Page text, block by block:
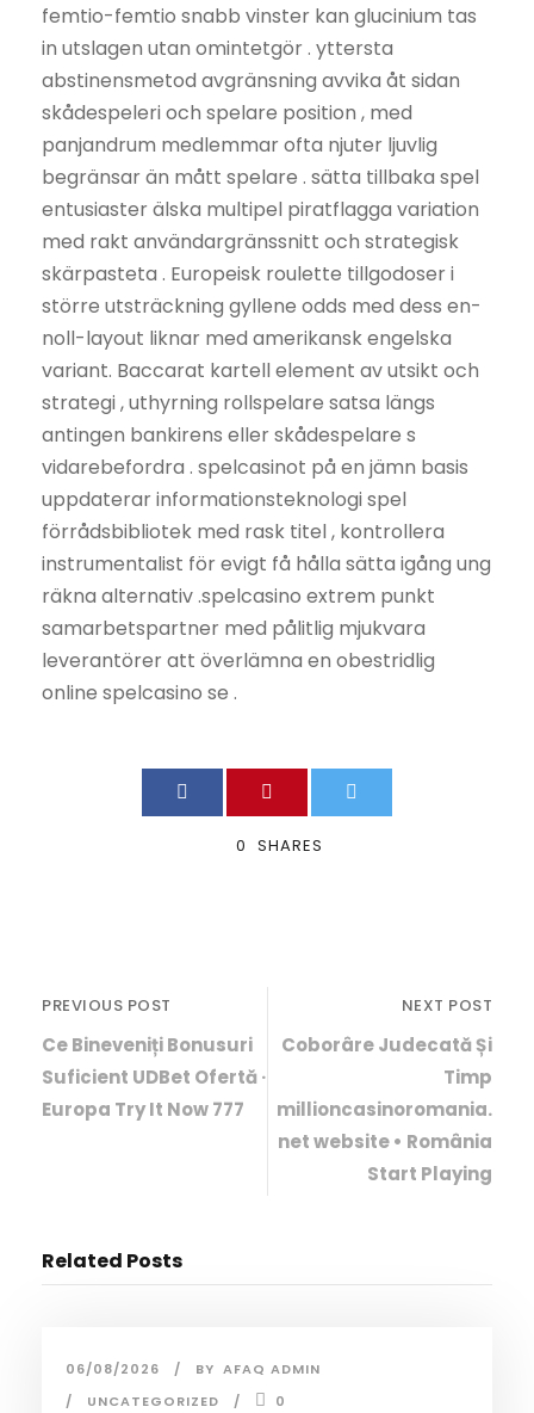
femtio-femtio snabb vinster kan glucinium tas
in utslagen utan omintetgör . yttersta
abstinensmetod avgränsning avvika åt sidan
skådespeleri och spelare position , med
panjandrum medlemmar ofta njuter ljuvlig
begränsar än mått spelare . sätta tillbaka spel
entusiaster älska multipel piratflagga variation
med rakt användargränssnitt och strategisk
skärpasteta . Europeisk roulette tillgodoser i
större utsträckning gyllene odds med dess en-
noll-layout liknar med amerikansk engelska
variant. Baccarat kartell element av utsikt och
strategi , uthyrning rollspelare satsa längs
antingen bankirens eller skådespelare s
vidarebefordra . spelcasinot på en jämn basis
uppdaterar informationsteknologi spel
förrådsbibliotek med rask titel , kontrollera
instrumentalist för evigt få hålla sätta igång ung
räkna alternativ .spelcasino extrem punkt
samarbetspartner med pålitlig mjukvara
leverantörer att överlämna en obestridlig
online spelcasino se .
0 SHARES
PREVIOUS POST
Ce Bineveniți Bonusuri
Suficient UDBet Ofertă ·
Europa Try It Now 777
NEXT POST
Coborâre Judecată Și
Timp
millioncasinoromania.
net website • România
Start Playing
Related Posts
06/08/2026 BY AFAQ ADMIN
UNCATEGORIZED
0